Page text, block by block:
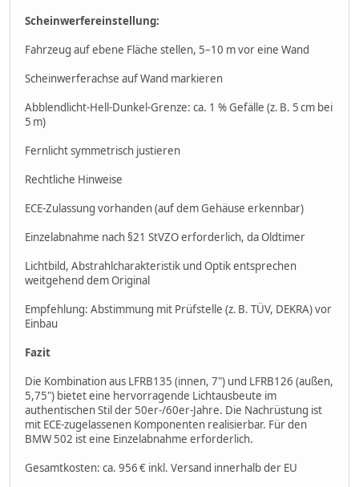
Scheinwerfereinstellung:
Fahrzeug auf ebene Fläche stellen, 5–10 m vor eine Wand
Scheinwerferachse auf Wand markieren
Abblendlicht-Hell-Dunkel-Grenze: ca. 1 % Gefälle (z. B. 5 cm bei
5 m)
Fernlicht symmetrisch justieren
Rechtliche Hinweise
ECE-Zulassung vorhanden (auf dem Gehäuse erkennbar)
Einzelabnahme nach §21 StVZO erforderlich, da Oldtimer
Lichtbild, Abstrahlcharakteristik und Optik entsprechen
weitgehend dem Original
Empfehlung: Abstimmung mit Prüfstelle (z. B. TÜV, DEKRA) vor
Einbau
Fazit
Die Kombination aus LFRB135 (innen, 7") und LFRB126 (außen,
5,75") bietet eine hervorragende Lichtausbeute im
authentischen Stil der 50er-/60er-Jahre. Die Nachrüstung ist
mit ECE-zugelassenen Komponenten realisierbar. Für den
BMW 502 ist eine Einzelabnahme erforderlich.
Gesamtkosten: ca. 956 € inkl. Versand innerhalb der EU